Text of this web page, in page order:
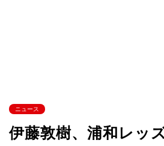
ニュース
伊藤敦樹、浦和レッ